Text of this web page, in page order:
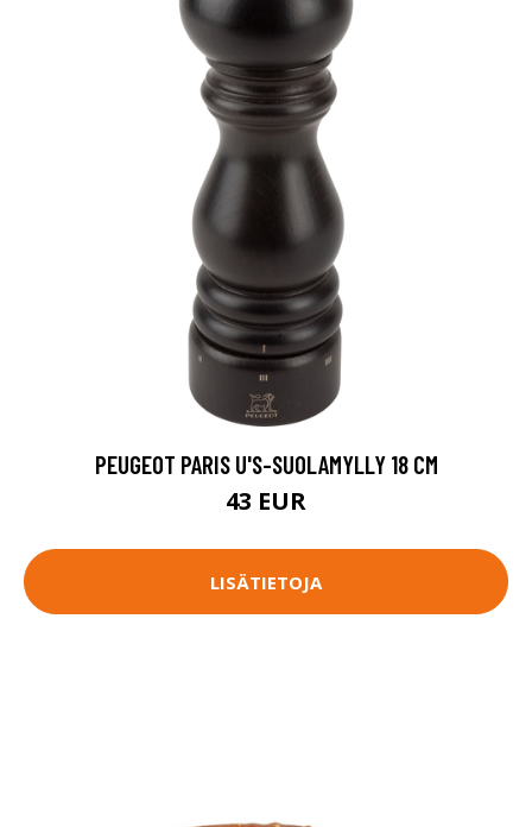
PEUGEOT PARIS U'S-SUOLAMYLLY 18 CM
43 EUR
LISÄTIETOJA